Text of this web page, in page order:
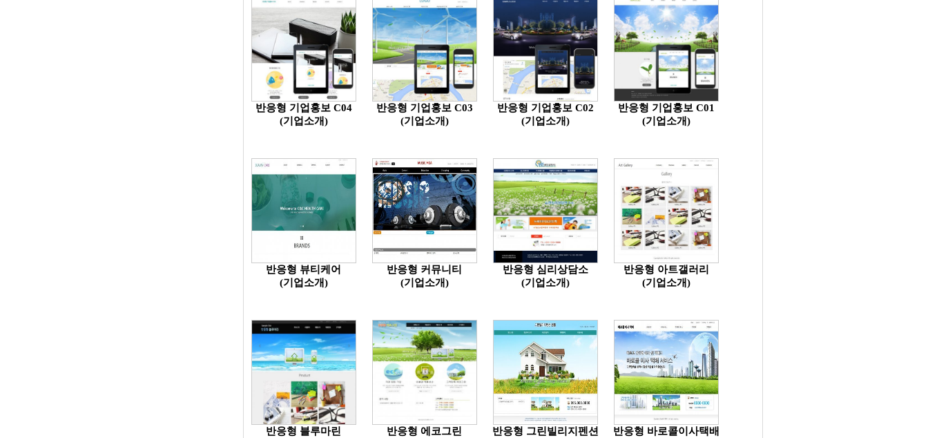
반응형 기업홍보 C04
(기업소개)
반응형 기업홍보 C03
(기업소개)
반응형 기업홍보 C02
(기업소개)
반응형 기업홍보 C01
(기업소개)
반응형 뷰티케어
(기업소개)
반응형 커뮤니티
(기업소개)
반응형 심리상담소
(기업소개)
반응형 아트갤러리
(기업소개)
반응형 블루마린
반응형 에코그린
반응형 그린빌리지펜션
반응형 바로콜이사택배